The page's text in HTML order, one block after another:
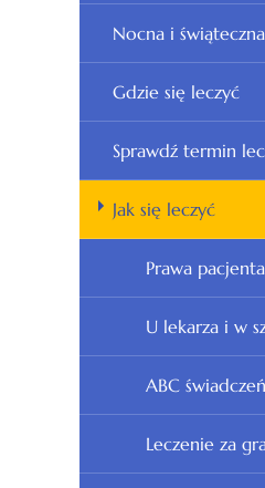
Nocna i
Gdzie się leczyć
Sprawdź termin
Jak się leczyć
Prawa pacjenta
U lekarza i w
ABC
Leczenie za